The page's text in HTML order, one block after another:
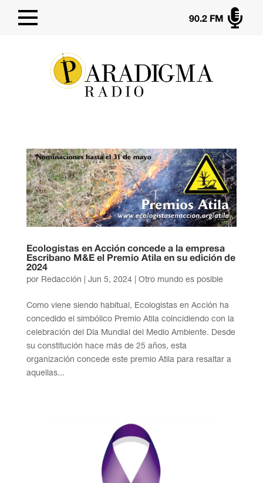

90.2 FM
Ecologistas en Acción concede a la empresa
Escribano M&E el Premio Atila en su edición de
2024
por Redacción | Jun 5, 2024| Otro mundo es posible
Como viene siendo habitual, Ecologistas en Acción ha
concedido el simbólico Premio Atila coincidiendo con la
celebración del Día Mundial del Medio Ambiente. Desde
su constitución hace más de 25 años, esta
organización concede este premio Atila para resaltar a
aquellas...